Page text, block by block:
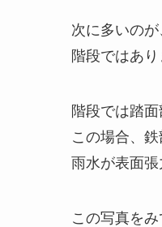
次に多いの
階段ではあ
階段では踏
この場合、
雨水が表面
この写真を